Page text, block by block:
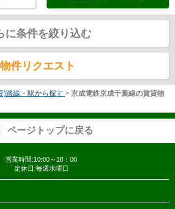
に条件を絞り込む
物件リクエスト
)路線・駅から探す > 京成電鉄京成千葉線の賃貸物
ページトップに戻る
営業時間:10:00～18：00
定休日:毎週水曜日